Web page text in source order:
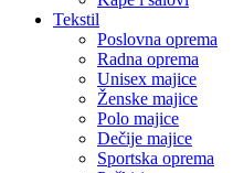
Tekstil
Poslovna oprema
Radna oprema
Unisex majice
Ženske majice
Polo majice
Dečije majice
Sportska oprema